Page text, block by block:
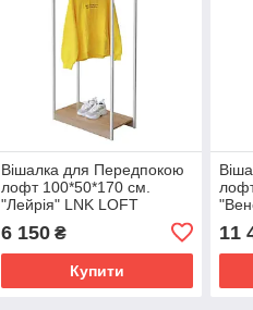
Вішалка для Передпокою
лофт 100*50*170 см.
"Лейрія" LNK LOFT
6 150₴
Купити
11